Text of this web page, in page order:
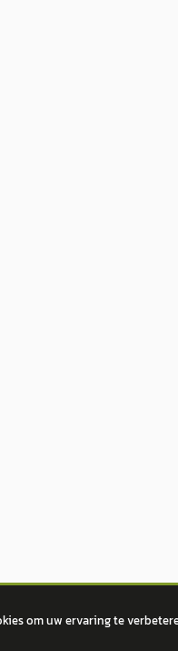
om uw ervaring te